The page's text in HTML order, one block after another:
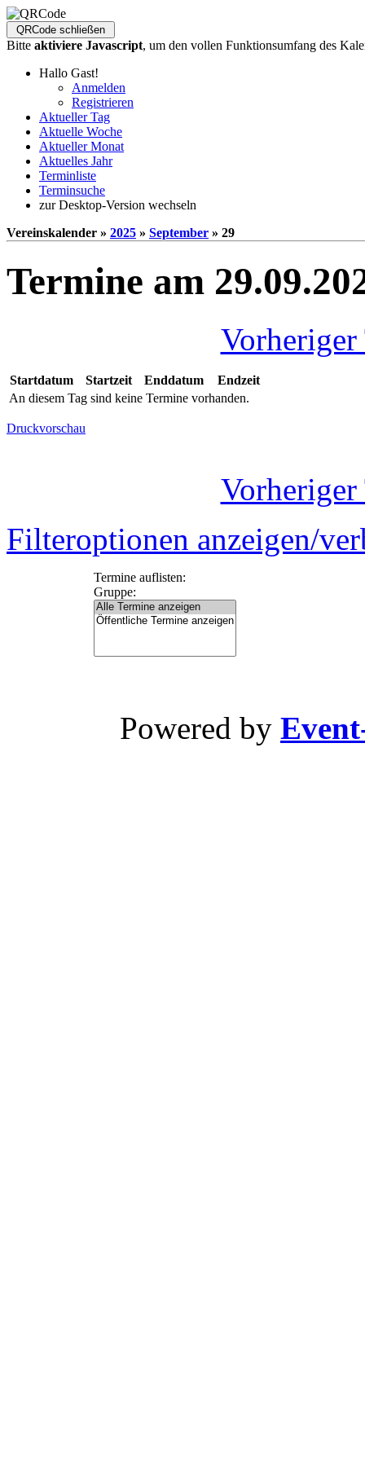
Bitte aktiviere Javascript, um den vollen Funktionsumfang des
Hallo Gast!
Anmelden
Registrieren
Aktueller Tag
Aktuelle Woche
Aktueller Monat
Aktuelles Jahr
Terminliste
Terminsuche
zur Desktop-Version wechseln
Vereinskalender » 2025 » September » 29
Termine am
Vorheriger
Startdatum Startzeit Enddatum
Endzeit
An diesem Tag sind keine Termine vorhanden.
Druckvorschau
Vorheriger
Filteroptionen anzeigen/
Termine auflisten:
Gruppe:
Powered by